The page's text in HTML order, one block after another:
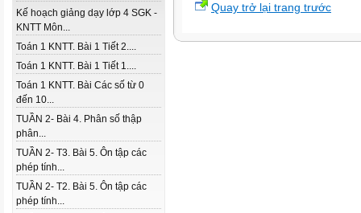
Kế hoạch giảng dạy lớp 4 SGK -
KNTT Môn...
Toán 1 KNTT. Bài 1 Tiết 2....
Toán 1 KNTT. Bài 1 Tiết 1....
Toán 1 KNTT. Bài Các số từ 0
đến 10...
TUẦN 2- Bài 4. Phân số thập
phân...
TUẦN 2- T3. Bài 5. Ôn tập các
phép tính...
TUẦN 2- T2. Bài 5. Ôn tập các
phép tính...
Quay trở lại trang trước